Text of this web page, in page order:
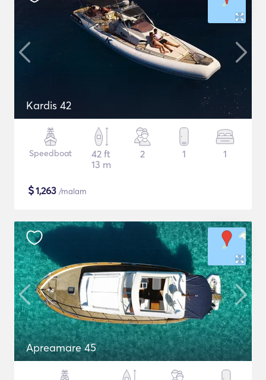
Kardis 42
Speedboat
42 ft
13 m
2 1 1
$1,263 /malam
Apreamare 45